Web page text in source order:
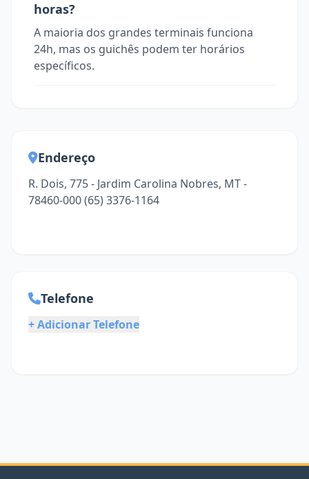
horas?
A maioria dos grandes terminais funciona
24h, mas os guichês podem ter horários
específicos.
Endereço
R. Dois, 775 - Jardim Carolina Nobres, MT -
78460-000 (65) 3376-1164
Telefone
+ Adicionar Telefone